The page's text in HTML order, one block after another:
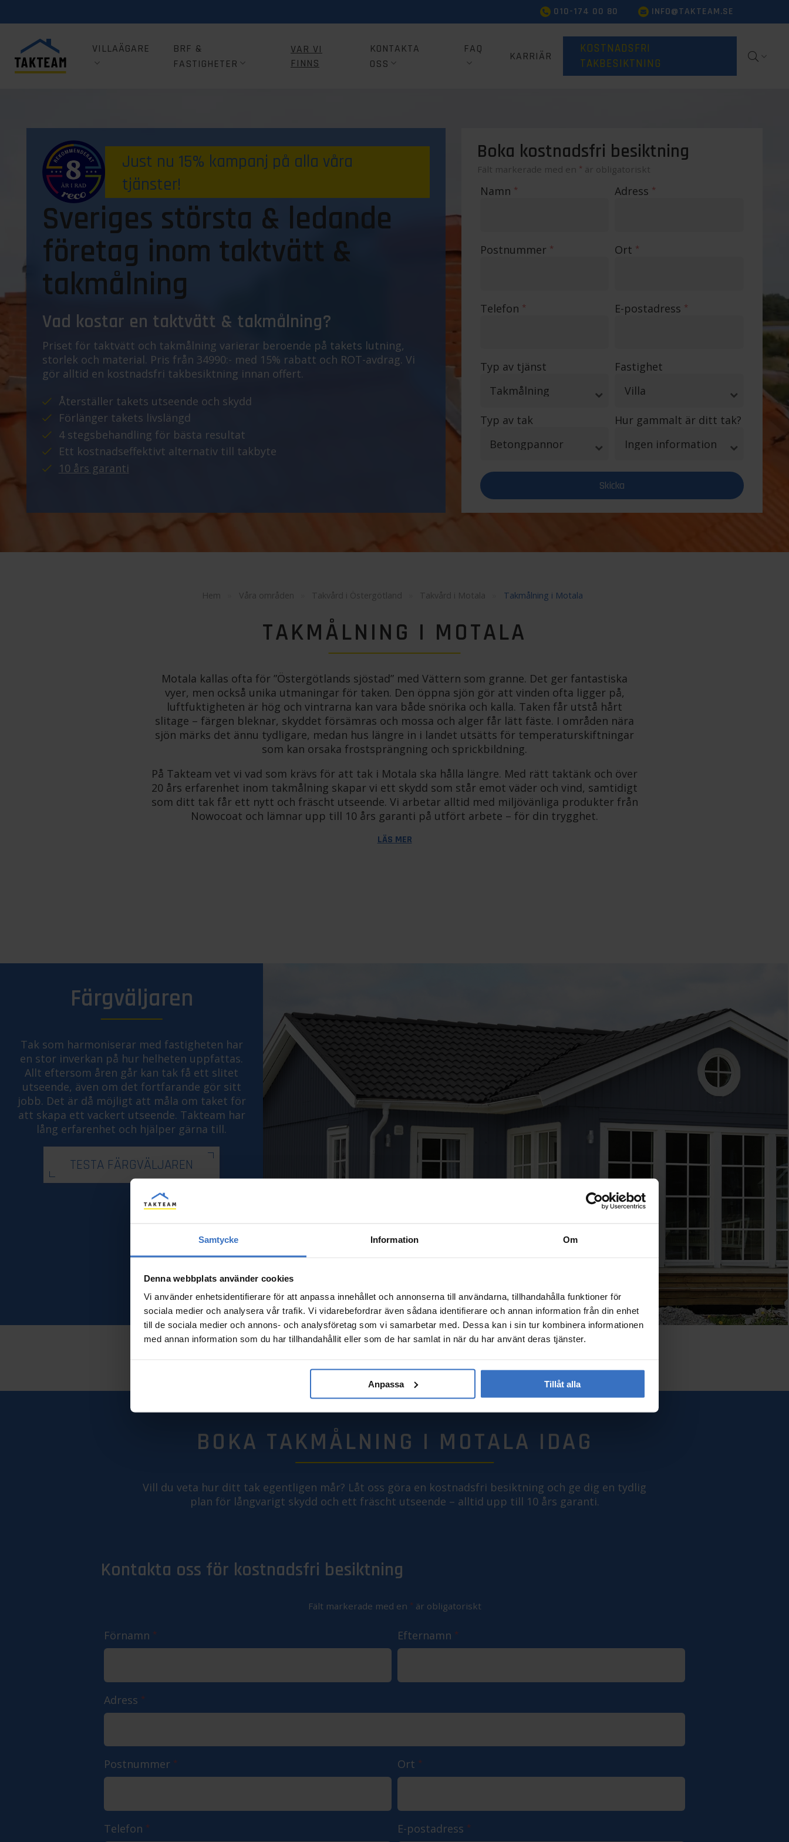
Samtycke Information Om
Denna webbplats använder cookies
Vi använder enhetsidentifierare för att anpassa innehållet och annonserna till användarna, tillhandahålla funktioner för
sociala medier och analysera vår trafik. Vi vidarebefordrar även sådana identifierare och annan information från din enhet
till de sociala medier och annons- och analysföretag som vi samarbetar med. Dessa kan i sin tur kombinera informationen
med annan information som du har tillhandahållit eller som de har samlat in när du har använt deras tjänster.
Anpassa Tillåt alla
010-174 00 80 INFO@TAKTEAM.SE
VILLAÄGARE
BRF &
FASTIGHETER
VAR VI
FINNS
KONTAKTA
OSS
FAQ
KARRIÄR
KOSTNADSFRI
TAKBESIKTNING
Just nu 15% kampanj på alla våra
tjänster!
Sveriges största & ledande
företag inom taktvätt &
takmålning
Vad kostar en taktvätt & takmålning?
Priset för taktvätt och takmålning varierar beroende på takets lutning,
storlek och material. Pris från 34990:- med 15% rabatt och ROT-avdrag. Vi
gör alltid en kostnadsfri takbesiktning innan offert.
Återställer takets utseende och skydd
Förlänger takets livslängd
4 stegsbehandling för bästa resultat
Ett kostnadseffektivt alternativ till takbyte
10 års garanti
Boka kostnadsfri besiktning
Fält markerade med en * är obligatoriskt
Namn * Adress *
Postnummer * Ort *
Telefon * E-postadress *
Typ av tjänst Fastighet
Typ av tak Hur gammalt är ditt tak?
Hem Våra områden Takvård i Östergötland Takvård i Motala Takmålning i Motala
TAKMÅLNING I MOTALA
Motala kallas ofta för ”Östergötlands sjöstad” med Vättern som granne. Det ger fantastiska
vyer, men också unika utmaningar för taken. Den öppna sjön gör att vinden ofta ligger på,
luftfuktigheten är hög och vintrarna kan vara både snörika och kalla. Taken får utstå hårt
slitage – färgen bleknar, skyddet försämras och mossa och alger får lätt fäste. I områden nära
sjön märks det ännu tydligare, medan hus längre in i landet utsätts för temperaturskiftningar
som kan orsaka frostsprängning och sprickbildning.
På Takteam vet vi vad som krävs för att tak i Motala ska hålla längre. Med rätt taktänk och över
20 års erfarenhet inom takmålning skapar vi ett skydd som står emot väder och vind, samtidigt
som ditt tak får ett nytt och fräscht utseende. Vi arbetar alltid med miljövänliga produkter från
Nowocoat och lämnar upp till 10 års garanti på utfört arbete – för din trygghet.
LÄS MER
Färgväljaren
Tak som harmoniserar med fastigheten har
en stor inverkan på hur helheten uppfattas.
Allt eftersom åren går kan tak få ett slitet
utseende, även om det fortfarande gör sitt
jobb. Det är då möjligt att måla om taket för
att skapa ett vackert utseende. Takteam har
lång erfarenhet och hjälper gärna till.
TESTA FÄRGVÄLJAREN
BOKA TAKMÅLNING I MOTALA IDAG
Vill du veta hur ditt tak egentligen mår? Låt oss göra en kostnadsfri besiktning och ge dig en tydlig
plan för långvarigt skydd och ett fräscht utseende – alltid upp till 10 års garanti.
Kontakta oss för kostnadsfri besiktning
Fält markerade med en * är obligatoriskt
Förnamn * Efternamn *
Adress *
Postnummer * Ort *
Telefon * E-postadress *